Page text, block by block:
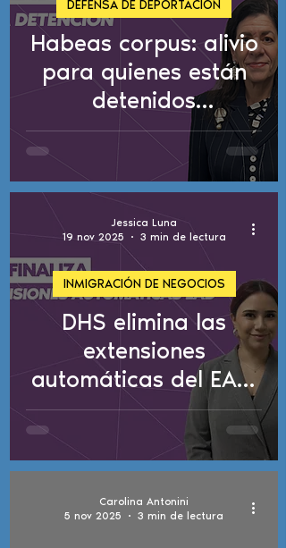
Habeas corpus: alivio
para quienes están
detenidos
injustamente
DEFENSA DE DEPORTACIÓN
DHS elimina las
extensiones
automáticas del EAD:
Cómo puede
afectarte
INMIGRACIÓN DE NEGOCIOS
Jessica Luna
19 nov 2025
3 min de lectura
Carolina Antonini
5 nov 2025
3 min de lectura